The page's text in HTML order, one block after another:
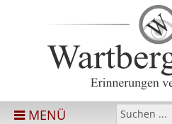
MENÜ